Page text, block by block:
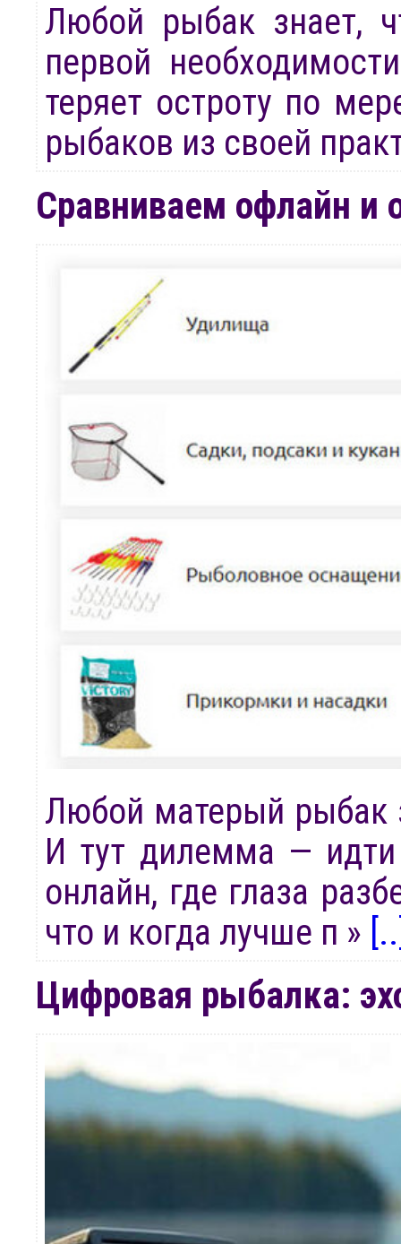
Любой рыбак знает,
первой
теряет остроту по
рыбаков из своей
Сравниваем офлайн и
Любой матерый рыбак
И тут дилемма —
онлайн, где глаза
что и когда лучше п »
Цифровая рыбалка: